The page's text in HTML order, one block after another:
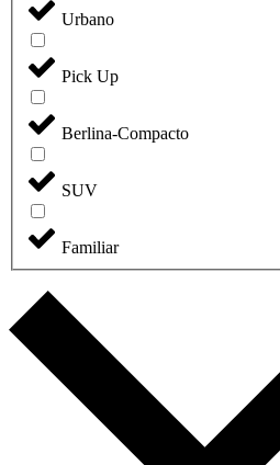
Urbano
Pick Up
Berlina-Compacto
SUV
Familiar